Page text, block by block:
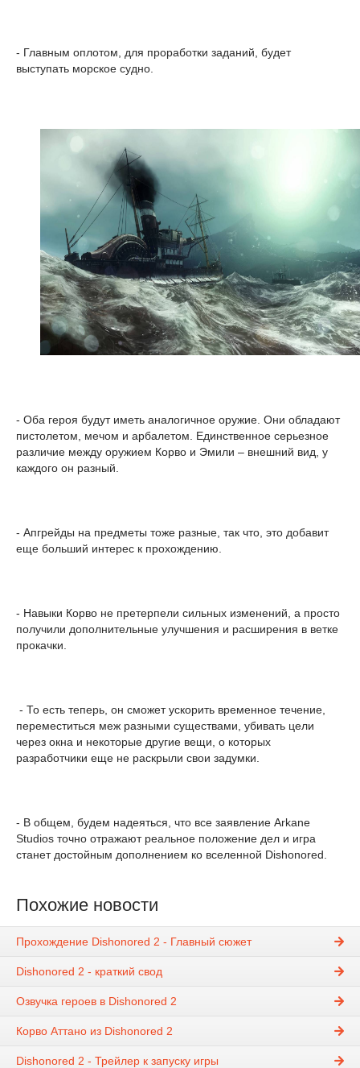
- Главным оплотом, для проработки заданий, будет
выступать морское судно.
- Оба героя будут иметь аналогичное оружие. Они обладают
пистолетом, мечом и арбалетом. Единственное серьезное
различие между оружием Корво и Эмили – внешний вид, у
каждого он разный.
- Апгрейды на предметы тоже разные, так что, это добавит
еще больший интерес к прохождению.
- Навыки Корво не претерпели сильных изменений, а просто
получили дополнительные улучшения и расширения в ветке
прокачки.
- То есть теперь, он сможет ускорить временное течение,
переместиться меж разными существами, убивать цели
через окна и некоторые другие вещи, о которых
разработчики еще не раскрыли свои задумки.
- В общем, будем надеяться, что все заявление Arkane
Studios точно отражают реальное положение дел и игра
станет достойным дополнением ко вселенной Dishonored.
Похожие новости
Прохождение Dishonored 2 - Главный сюжет
Dishonored 2 - краткий свод
Озвучка героев в Dishonored 2
Корво Аттано из Dishonored 2
Dishonored 2 - Трейлер к запуску игры